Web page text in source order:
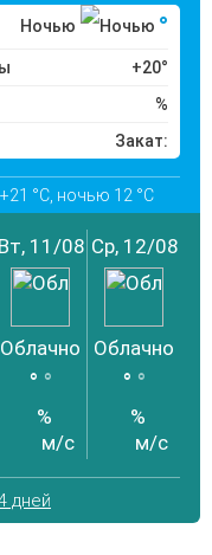
Ночью °
+20°
%
Закат:
°C, ночью 12 °C
Вт, 11/08
Облачно
° °
%
м/с
Ср, 12/08
Облачно
° °
%
м/с
дней